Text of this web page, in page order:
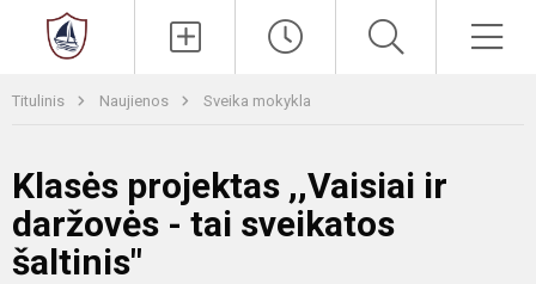
Titulinis Naujienos Sveika mokykla
Klasės projektas ,,Vaisiai ir
daržovės - tai sveikatos
šaltinis"